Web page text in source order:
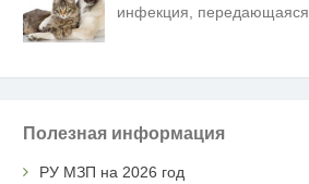
инфекция, передающаяся
Полезная информация
РУ МЗП на 2026 год